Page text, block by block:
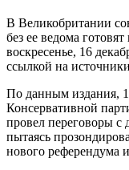
В Великобритании
без ее ведома
воскресенье, 16
ссылкой на
По данным издания,
Консервативной
провел переговоры с
пытаясь
нового референдума